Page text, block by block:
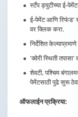
स्टँप ड्युटीच्या ई-
ई-पेमेंट आणि रिफंड'
वर क्लिक करा.
निर्देशित
'क्वेरी स्थिती
शेवटी, पश्चिम
पेमेंटसाठी पुढे सुरू
ऑफलाईन प्रक्रिया: